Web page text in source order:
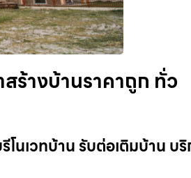
ร้างบ้านราคาถูก ทั่ว
โนเวทบ้าน รับต่อเติมบ้าน บ